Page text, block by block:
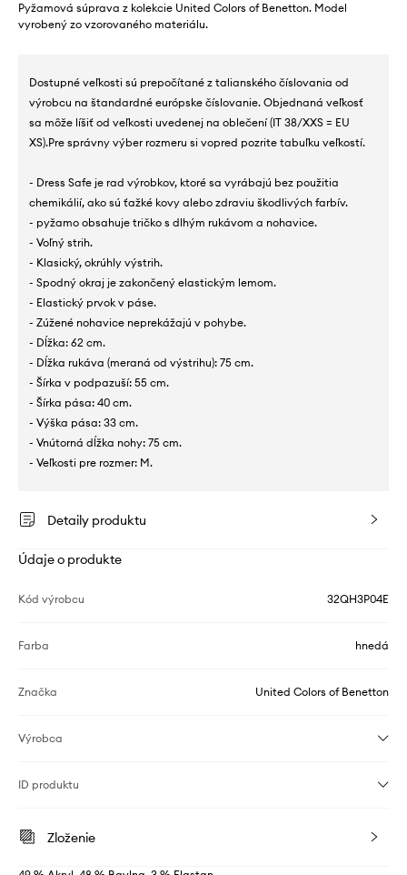
Pyžamová súprava z kolekcie United Colors of Benetton. Model
vyrobený zo vzorovaného materiálu.
Dostupné veľkosti sú prepočítané z talianského číslovania od
výrobcu na štandardné európske číslovanie. Objednaná veľkosť
sa môže líšiť od veľkosti uvedenej na oblečení (IT 38/XXS = EU
XS).Pre správny výber rozmeru si vopred pozrite tabuľku veľkostí.
- Dress Safe je rad výrobkov, ktoré sa vyrábajú bez použitia
chemikálií, ako sú ťažké kovy alebo zdraviu škodlivých farbív.
- pyžamo obsahuje tričko s dlhým rukávom a nohavice.
- Voľný strih.
- Klasický, okrúhly výstrih.
- Spodný okraj je zakončený elastickým lemom.
- Elastický prvok v páse.
- Zúžené nohavice neprekážajú v pohybe.
- Dĺžka: 62 cm.
- Dĺžka rukáva (meraná od výstrihu): 75 cm.
- Šírka v podpazuší: 55 cm.
- Šírka pása: 40 cm.
- Výška pása: 33 cm.
- Vnútorná dĺžka nohy: 75 cm.
- Veľkosti pre rozmer: M.
Detaily produktu
Údaje o produkte
Kód výrobcu 32QH3P04E
Farba hnedá
Značka United Colors of Benetton
Výrobca
ID produktu
Zloženie